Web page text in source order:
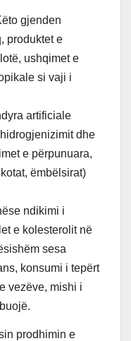
gjenden
produktet e
ushqimet e
si vaji i
artificiale
dhe
e përpunuara,
ëmbëlsirat)
ndikimi i
e kolesterolit në
sesa
konsumi i tepërt
vezëve, mishi i
prodhimin e